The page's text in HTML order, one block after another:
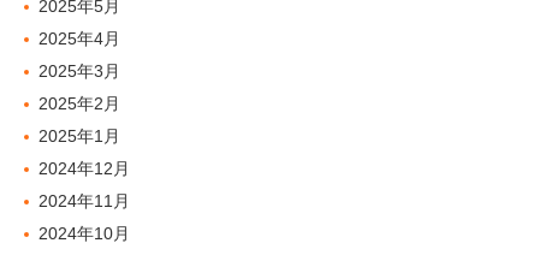
2025年5月
2025年4月
2025年3月
2025年2月
2025年1月
2024年12月
2024年11月
2024年10月